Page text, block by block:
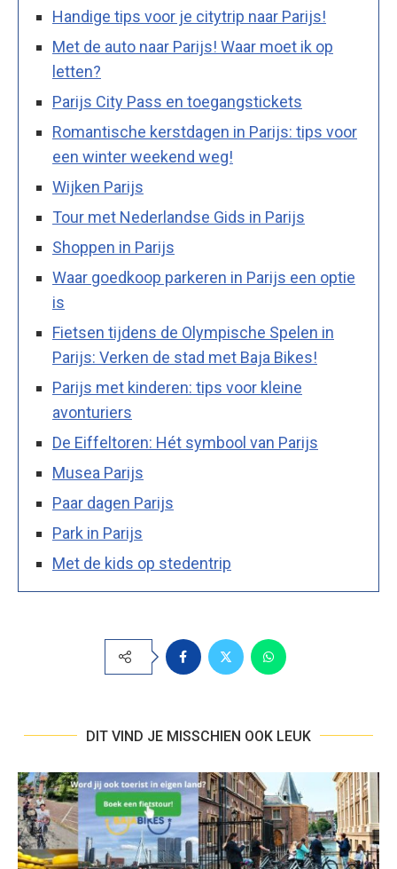
Handige tips voor je citytrip naar Parijs!
Met de auto naar Parijs! Waar moet ik op
letten?
Parijs City Pass en toegangstickets
Romantische kerstdagen in Parijs: tips voor
een winter weekend weg!
Wijken Parijs
Tour met Nederlandse Gids in Parijs
Shoppen in Parijs
Waar goedkoop parkeren in Parijs een optie
is
Fietsen tijdens de Olympische Spelen in
Parijs: Verken de stad met Baja Bikes!
Parijs met kinderen: tips voor kleine
avonturiers
De Eiffeltoren: Hét symbool van Parijs
Musea Parijs
Paar dagen Parijs
Park in Parijs
Met de kids op stedentrip
DIT VIND JE MISSCHIEN OOK LEUK